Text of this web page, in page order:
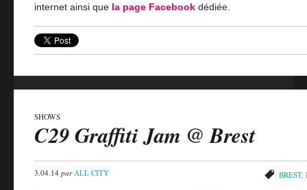
internet ainsi que la page Facebook dédiée.
SHOWS
C29 Graffiti Jam @ Brest
3.04.14 parALL CITY BREST,